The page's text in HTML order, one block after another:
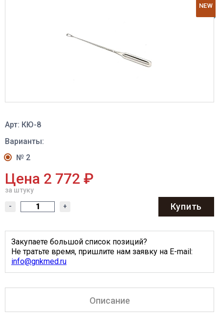
NEW
Арт: КЮ-8
Варианты:
№ 2
Цена 2 772 ₽
за штуку
- + Купить
Закупаете большой список позиций?
Не тратьте время, пришлите нам заявку на E-mail:
info@gnkmed.ru
Описание